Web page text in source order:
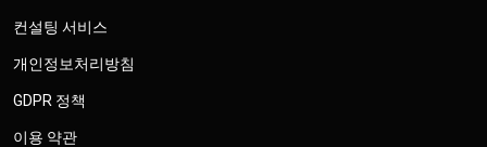
컨설팅 서비스
개인정보처리방침
GDPR 정책
이용 약관